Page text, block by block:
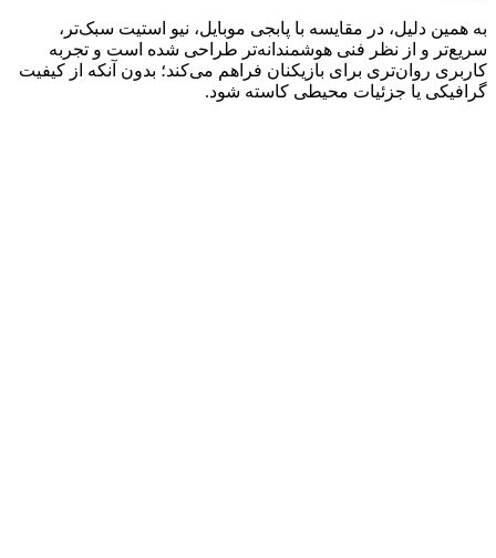
به همین دلیل، در مقایسه با پابجی موبایل، نیو استیت سبک‌تر،
سریع‌تر و از نظر فنی هوشمندانه‌تر طراحی شده است و تجربه
کاربری روان‌تری برای بازیکنان فراهم می‌کند؛ بدون آنکه از کیفیت
گرافیکی یا جزئیات محیطی کاسته شود.